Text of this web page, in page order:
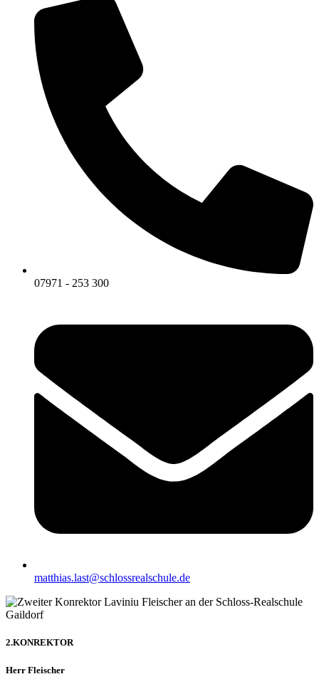
07971 - 253 300
matthias.last@schlossrealschule.de
2.KONREKTOR
Herr Fleischer